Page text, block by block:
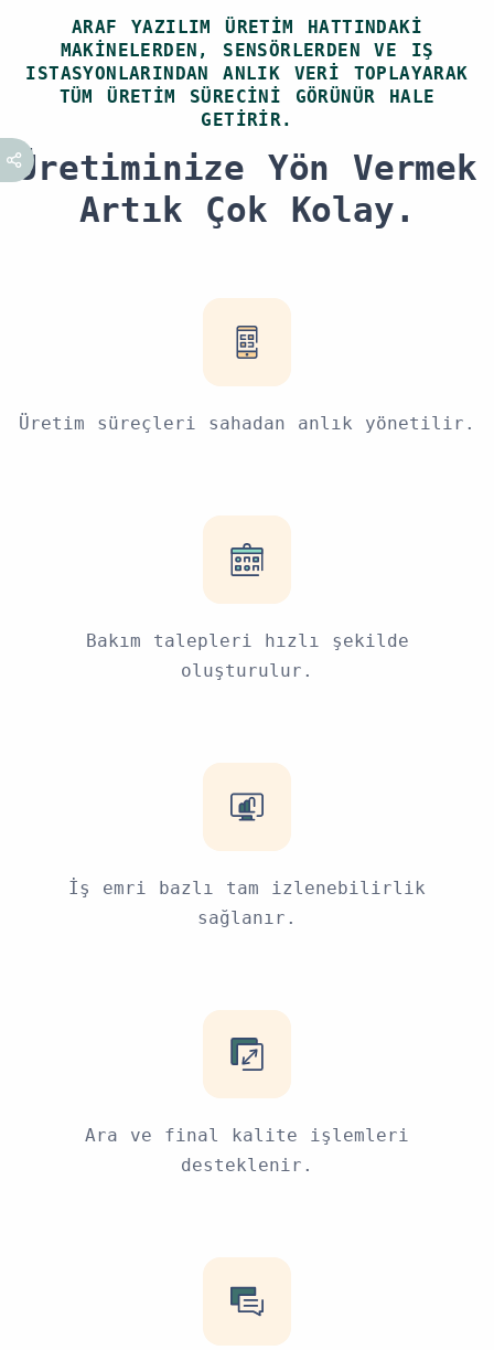
ARAF YAZILIM ÜRETIM HATTINDAKI
MAKINELERDEN, SENSÖRLERDEN VE IŞ
ISTASYONLARINDAN ANLIK VERI TOPLAYARAK
TÜM ÜRETIM SÜRECINI GÖRÜNÜR HALE
GETIRIR.
Üretiminize Yön Vermek
Artık Çok Kolay.
Üretim süreçleri sahadan anlık yönetilir.
Bakım talepleri hızlı şekilde
oluşturulur.
İş emri bazlı tam izlenebilirlik
sağlanır.
Ara ve final kalite işlemleri
desteklenir.